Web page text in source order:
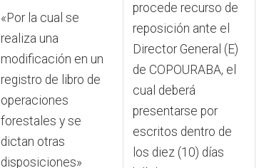
«Por la cual se
realiza una
modificación en un
registro de libro de
operaciones
forestales y se
dictan otras
disposiciones»
procede recurso de
reposición ante el
Director General (E)
de COPOURABA, el
cual deberá
presentarse por
escritos dentro de
los diez (10) días